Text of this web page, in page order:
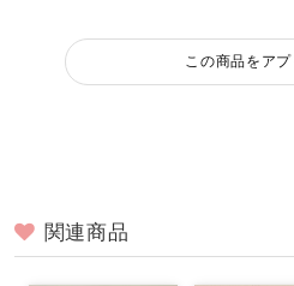
この商品をア
関連商品